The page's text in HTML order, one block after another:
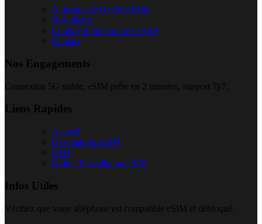
À propos de GetQuickSim
Nos clients
Comment fonctionne l’eSIM
Contact
Nos Engagements
Connexion 5G stable, eSIM prête en 2 minutes, support 7j/7.
Liens Rapides
Accueil
Destinations eSIM
FAQ
Guide d’installation eSIM
Infos Utiles
Vérifiez que votre téléphone est compatible eSIM et débloqué.